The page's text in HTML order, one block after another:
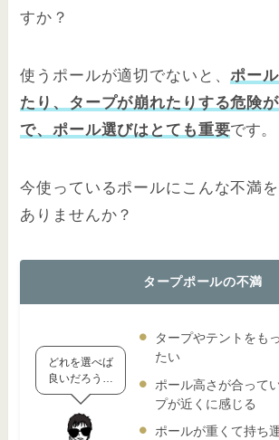
すか？
使うポールが適切でないと、ポー
たり、タープが崩れたりする危険
で、ポール選びはとても重要です。
今使っているポールにこんな不満
ありませんか？
タープポールの不満
タープやテントをも
たい
ポール高さが合って
プが近くに感じる
ポールが重くて持ち
どれを選べば
良いだろう…